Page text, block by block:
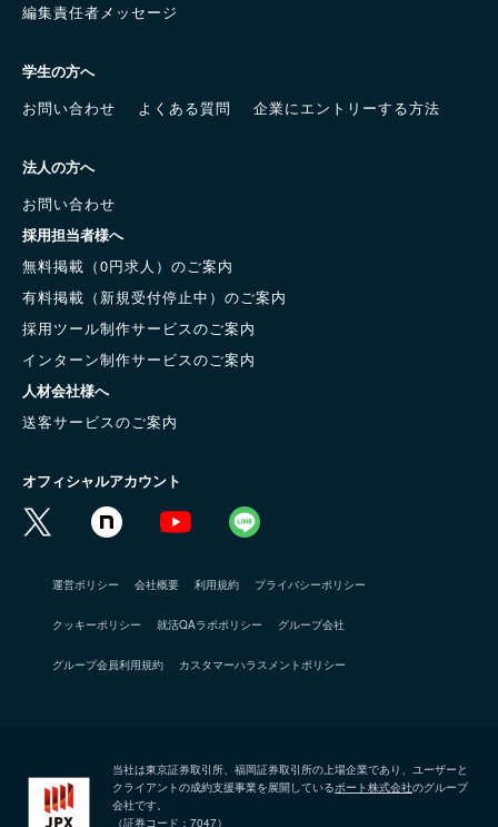
編集責任者メッセージ
学生の方へ
お問い合わせ
よくある質問 企業にエントリーする方法
法人の方へ
お問い合わせ
採用担当者様へ
無料掲載（0円求人）のご案内
有料掲載（新規受付停止中）のご案内
採用ツール制作サービスのご案内
インターン制作サービスのご案内
人材会社様へ
送客サービスのご案内
オフィシャルアカウント
運営ポリシー 会社概要 利用規約 プライバシーポリシー
クッキーポリシー 就活QAラボポリシー グループ会社
グループ会員利用規約 カスタマーハラスメントポリシー
当社は東京証券取引所、福岡証券取引所の上場企業であり、ユーザーと
クライアントの成約支援事業を展開しているポート株式会社のグループ
会社です。
（証券コード：7047）